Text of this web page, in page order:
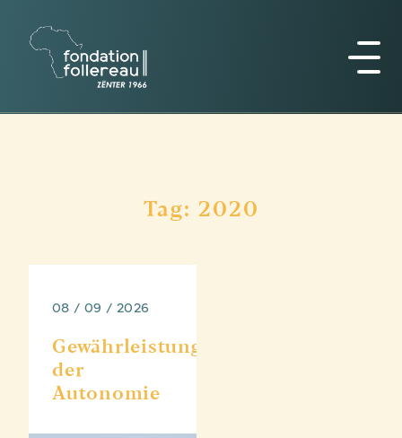
Tag: 2020
08 / 09 / 2026
Gewährleistung
der
Autonomie